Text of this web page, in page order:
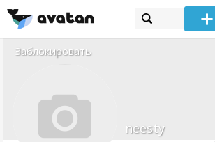
Заблокировать
neesty